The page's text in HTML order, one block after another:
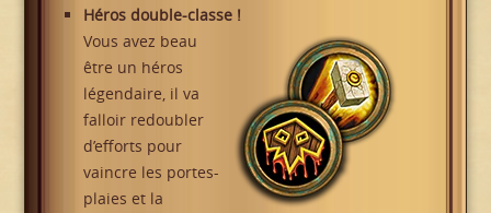
Héros double-classe !
Vous avez beau
être un héros
légendaire, il va
falloir redoubler
d’efforts pour
vaincre les portes-
plaies et la